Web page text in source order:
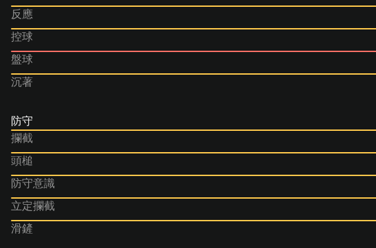
反應
控球
盤球
沉著
防守
攔截
頭槌
防守意識
立定攔截
滑鏟